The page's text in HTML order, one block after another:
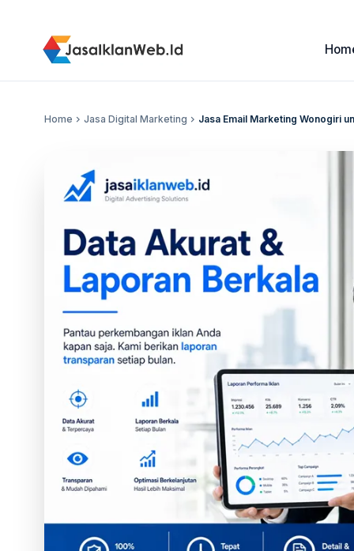
Home chevron_right Jasa Digital Marketing chevron_right Jasa Email Marketing Wonogiri